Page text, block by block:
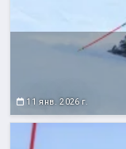
11 янв. 2026 г.